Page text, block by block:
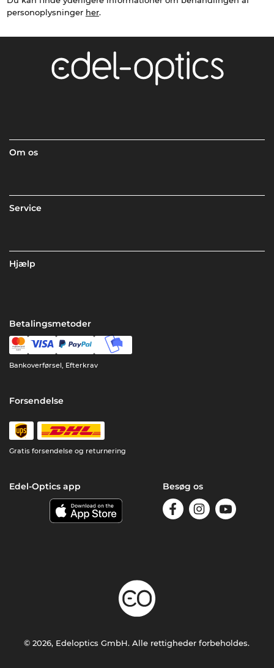
personoplysninger her.
Om os
Service
Hjælp
Betalingsmetoder
Bankoverførsel, Efterkrav
Forsendelse
Gratis forsendelse og returnering
Edel-Optics app Besøg os
© 2026, Edeloptics GmbH. Alle rettigheder forbeholdes.